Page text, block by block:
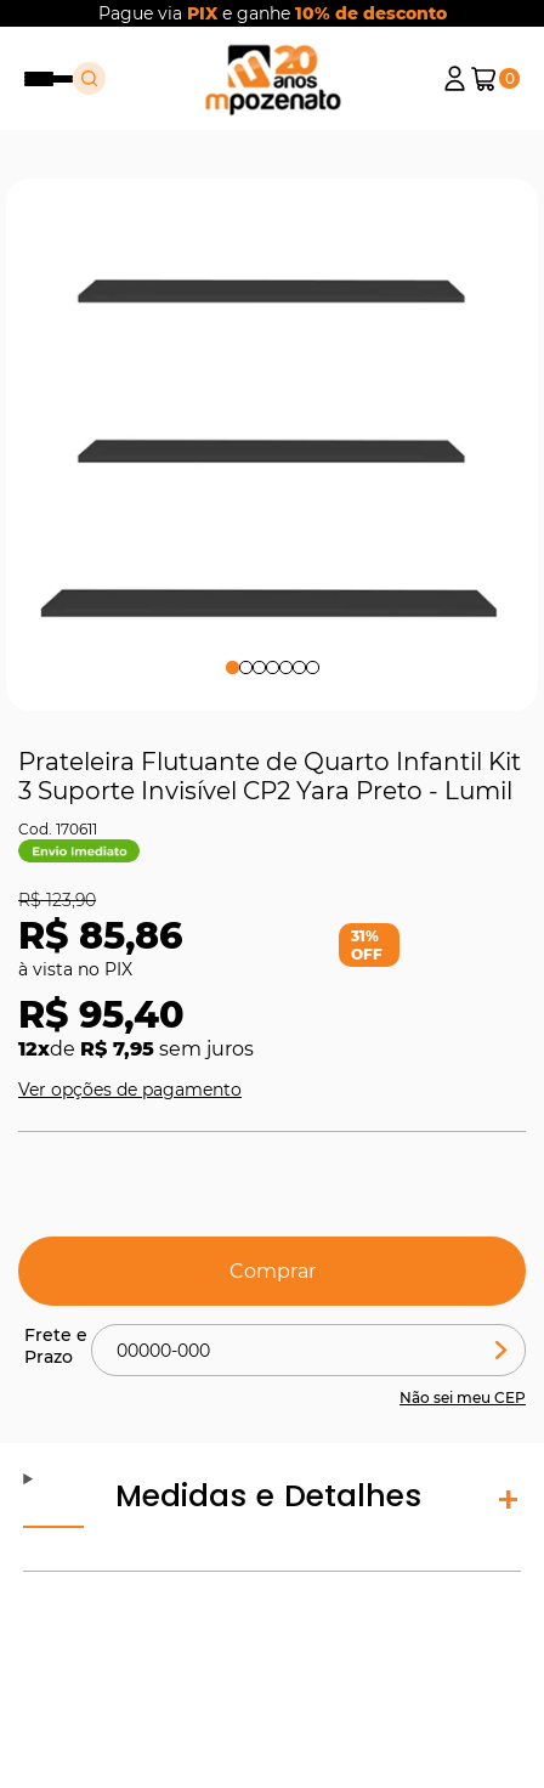
Pague via PIXe ganhe 10% de desconto
0
Prateleira Flutuante de Quarto Infantil Kit
3 Suporte Invisível CP2 Yara Preto - Lumil
170611
R$ 85,86
R$ 123,90
R$ 95,40
12xde R$ 7,95 sem juros
31%
OFF
Ver opções de pagamento
Comprar
Não sei meu CEP
Medidas e Detalhes